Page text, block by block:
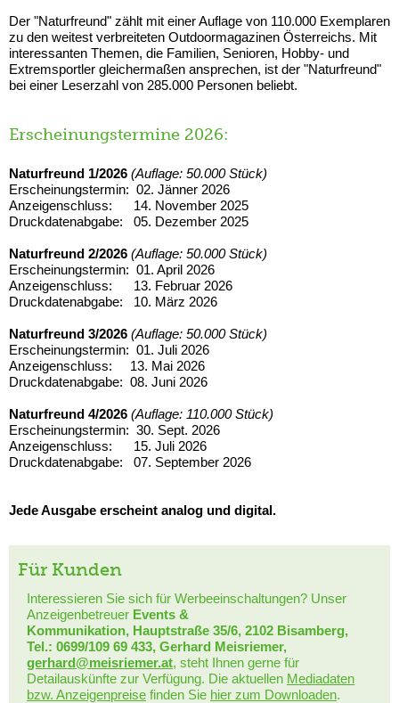
Der "Naturfreund" zählt mit einer Auflage von 110.000 Exemplaren
zu den weitest verbreiteten Outdoormagazinen Österreichs. Mit
interessanten Themen, die Familien, Senioren, Hobby- und
Extremsportler gleichermaßen ansprechen, ist der "Naturfreund"
bei einer Leserzahl von 285.000 Personen beliebt.
Erscheinungstermine 2026:
Naturfreund 1/2026 (Auflage: 50.000 Stück)
Erscheinungstermin: 02. Jänner 2026
Anzeigenschluss: 14. November 2025
Druckdatenabgabe: 05. Dezember 2025
Naturfreund 2/2026 (Auflage: 50.000 Stück)
Erscheinungstermin: 01. April 2026
Anzeigenschluss: 13. Februar 2026
Druckdatenabgabe: 10. März 2026
Naturfreund 3/2026 (Auflage: 50.000 Stück)
Erscheinungstermin: 01. Juli 2026
Anzeigenschluss: 13. Mai 2026
Druckdatenabgabe: 08. Juni 2026
Naturfreund 4/2026 (Auflage: 110.000 Stück)
Erscheinungstermin: 30. Sept. 2026
Anzeigenschluss: 15. Juli 2026
Druckdatenabgabe: 07. September 2026
Jede Ausgabe erscheint analog und digital.
Für Kunden
Interessieren Sie sich für Werbeeinschaltungen? Unser
Anzeigenbetreuer Events &
Kommunikation, Hauptstraße 35/6, 2102 Bisamberg,
Tel.: 0699/109 69 433, Gerhard Meisriemer,
gerhard@meisriemer.at, steht Ihnen gerne für
Detailauskünfte zur Verfügung. Die aktuellen Mediadaten
bzw. Anzeigenpreise finden Sie hier zum Downloaden.